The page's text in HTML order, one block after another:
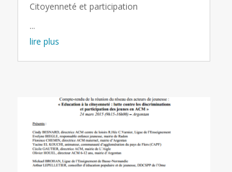
Citoyenneté et participation
...
lire plus